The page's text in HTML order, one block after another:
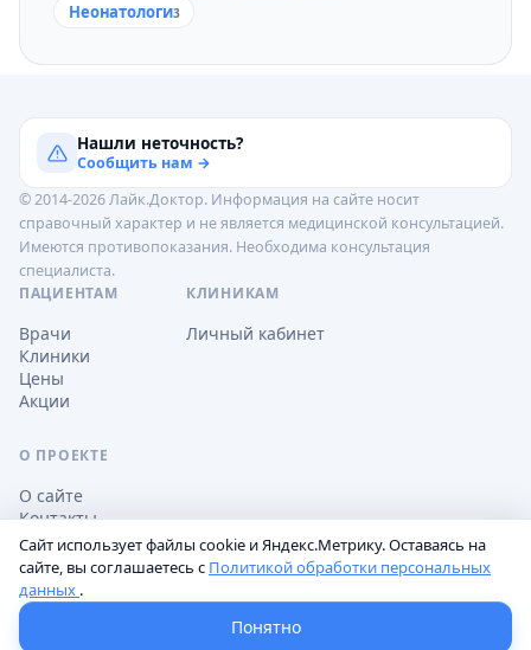
Неонатологи3
Нашли неточность?
Сообщить нам →
© 2014-2026 Лайк.Доктор. Информация на сайте носит
справочный характер и не является медицинской консультацией.
Имеются противопоказания. Необходима консультация
специалиста.
ПАЦИЕНТАМ
Врачи
Клиники
Цены
Акции
КЛИНИКАМ
Личный кабинет
О ПРОЕКТЕ
О сайте
Контакты
Обработка персональных данных
Пользовательское соглашениеНастройки cookie
Сайт использует файлы cookie и Яндекс.Метрику. Оставаясь на
сайте, вы соглашаетесь с Политикой обработки персональных
данных .
Понятно